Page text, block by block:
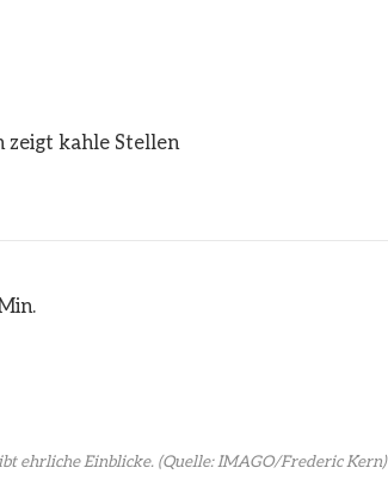
zeigt kahle Stellen
ehrliche Einblicke. (Quelle: IMAGO/Frederic Kern)